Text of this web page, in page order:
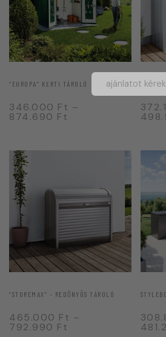
“EUROPA” KERTI TÁROLÓ
346.000 Ft –
874.690 Ft
“STOREMAX” – REDŐNYÖS TÁROLÓ
465.000 Ft –
792.990 Ft
ajánlatot kérek